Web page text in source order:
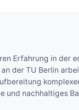
Erfahrung in der
der TU Berlin
und nachhaltiges